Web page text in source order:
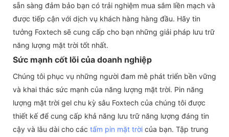
sẵn sàng đảm bảo bạn có trải nghiệm mua sắm liền mạch và
được tiếp cận với dịch vụ khách hàng hàng đầu. Hãy tin
tưởng Foxtech sẽ cung cấp cho bạn những giải pháp lưu trữ
năng lượng mặt trời tốt nhất.
Sức mạnh cốt lõi của doanh nghiệp
Chúng tôi phục vụ những người đam mê phát triển bền vững
và khai thác sức mạnh của năng lượng mặt trời. Pin năng
lượng mặt trời gel chu kỳ sâu Foxtech của chúng tôi được
thiết kế để cung cấp khả năng lưu trữ năng lượng đáng tin
cậy và lâu dài cho các tấm pin mặt trời của bạn. Tập trung